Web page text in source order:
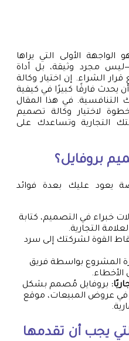
الواجهة الأولى التي يراها
مجرد وثيقة، بل أداة
الشراء. إن اختيار وكالة
يحدث فارقًا كبيرًا في كيفية
التنافسية. في هذا المقال
لاختيار وكالة تصميم
التجارية وتساعدك على
بروفايل؟
يعود عليك بعدة فوائد
خبراء في التصميم، كتابة
التجارية.
القوة لشركتك إلى سرد
المشروع بواسطة فريق
بروفايل مُصمم بشكل
في عروض المبيعات، موقع
يجب أن تقدمها